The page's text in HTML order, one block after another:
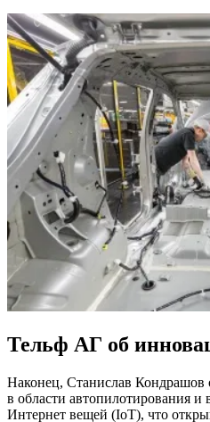
Тельф АГ об
Наконец, Станислав Кондрашов
в области автопилотирования и
Интернет вещей (IoT), что